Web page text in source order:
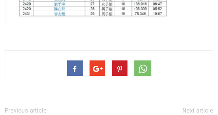
Previous article Next article